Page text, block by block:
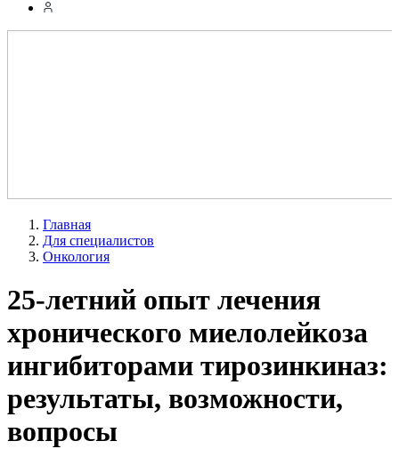
Главная
Для специалистов
Онкология
25-летний опыт лечения
хронического миелолейкоза
ингибиторами тирозинкиназ:
результаты, возможности,
вопросы